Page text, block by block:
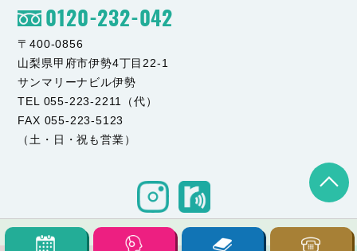
0120-232-042
〒400-0856
山梨県甲府市伊勢4丁目22-1
サンマリーナビル伊勢
TEL 055-223-2211（代）
FAX 055-223-5123
（土・日・祝も営業）